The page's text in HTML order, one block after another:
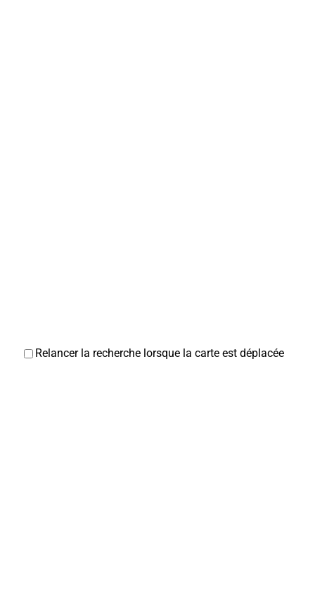
Relancer la recherche lorsque la carte est déplacée